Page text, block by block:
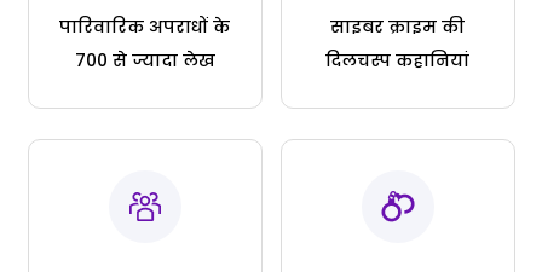
पारिवारिक अपराधों के
700 से ज्यादा लेख
साइबर क्राइम की
दिलचस्प कहानियां